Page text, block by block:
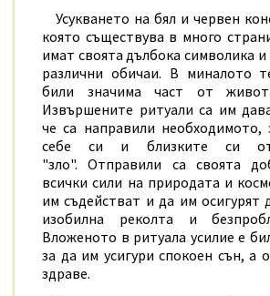
Усукването на бял и червен
която съществува в много
имат своята дълбока символика и
различни обичаи. В миналото
били значима част от
Извършените ритуали са им
че са направили необходимото,
себе си и близките си
"зло". Отправили са своята
всички сили на природата и
им съдействат и да им осигурят
изобилна реколта и
Вложеното в ритуала усилие е
за да им усигури спокоен сън, а
здраве.